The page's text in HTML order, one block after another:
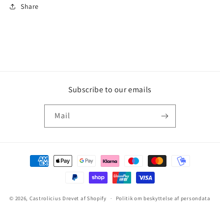
Share
Subscribe to our emails
Mail
Betalingsmetoder
© 2026, Castrolicius Drevet af Shopify Politik om beskyttelse af persondata